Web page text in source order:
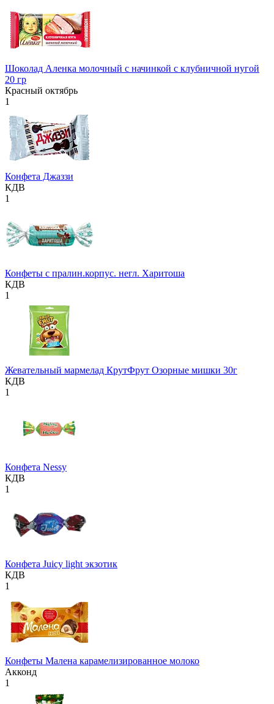
Шоколад Аленка молочный с начинкой с клубничной нугой
20 гр
Красный октябрь
1
Конфета Джаззи
КДВ
1
Конфеты с пралин.корпус. негл. Харитоша
КДВ
1
Жевательный мармелад КрутФрут Озорные мишки 30г
КДВ
1
Конфета Nessy
КДВ
1
Конфета Juicy light экзотик
КДВ
1
Конфеты Малена карамелизированное молоко
Акконд
1